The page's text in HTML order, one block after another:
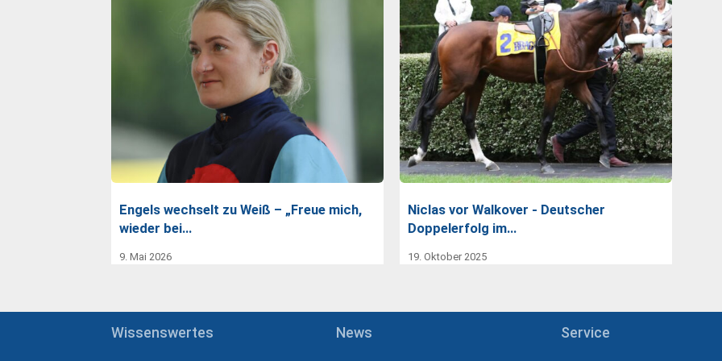
Engels wechselt zu Weiß – „Freue mich,
wieder bei…
9. Mai 2026
Niclas vor Walkover - Deutscher
Doppelerfolg im…
19. Oktober 2025
Wissenswertes News Service